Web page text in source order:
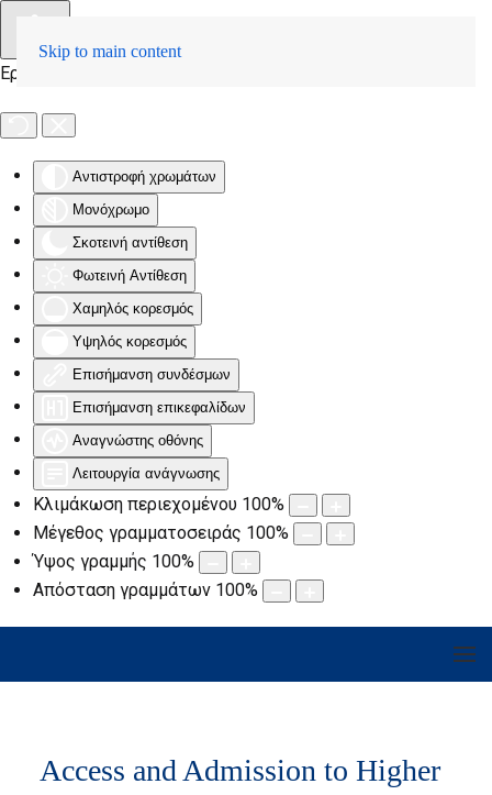
Εργαλειοθήκη Προσβασιμότητας
Αντιστροφή χρωμάτων
Μονόχρωμο
Σκοτεινή αντίθεση
Φωτεινή Αντίθεση
Χαμηλός κορεσμός
Υψηλός κορεσμός
Επισήμανση συνδέσμων
Επισήμανση επικεφαλίδων
Αναγνώστης οθόνης
Λειτουργία ανάγνωσης
Κλιμάκωση περιεχομένου 100%
Μέγεθος γραμματοσειράς 100%
Ύψος γραμμής 100%
Απόσταση γραμμάτων 100%
Skip to main content
Access and Admission to Higher